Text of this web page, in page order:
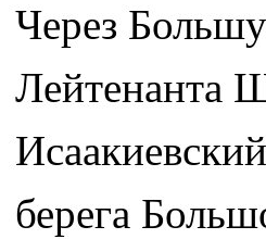
Через
Лейтенанта
берега